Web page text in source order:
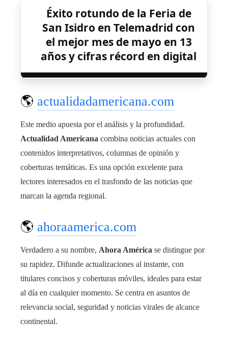
Éxito rotundo de la Feria de
San Isidro en Telemadrid con
el mejor mes de mayo en 13
años y cifras récord en digital
🌎 actualidadamericana.com
Este medio apuesta por el análisis y la profundidad.
Actualidad Americana combina noticias actuales con
contenidos interpretativos, columnas de opinión y
coberturas temáticas. Es una opción excelente para
lectores interesados en el trasfondo de las noticias que
marcan la agenda regional.
🌎 ahoraamerica.com
Verdadero a su nombre, Ahora América se distingue por
su rapidez. Difunde actualizaciones al instante, con
titulares concisos y coberturas móviles, ideales para estar
al día en cualquier momento. Se centra en asuntos de
relevancia social, seguridad y noticias virales de alcance
continental.